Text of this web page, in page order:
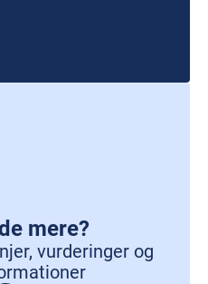
mere?
vurderinger og